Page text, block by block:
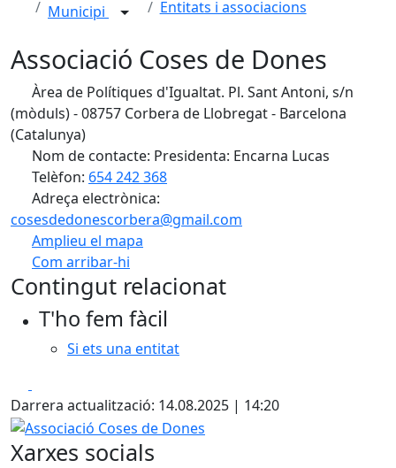
Municipi Entitats i associacions
Associació Coses de Dones
Àrea de Polítiques d'Igualtat. Pl. Sant Antoni, s/n
(mòduls) - 08757 Corbera de Llobregat - Barcelona
(Catalunya)
Nom de contacte: Presidenta: Encarna Lucas
Telèfon: 654 242 368
Adreça electrònica:
cosesdedonescorbera@gmail.com
Amplieu el mapa
Com arribar-hi
+
Contingut relacionat
T'ho fem fàcil
Si ets una entitat
Darrera actualització: 14.08.2025 | 14:20
Associació Coses de Dones
Xarxes socials